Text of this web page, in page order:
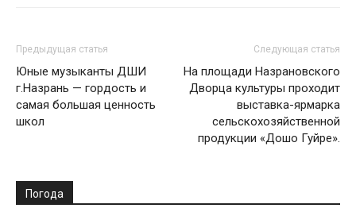
Предыдущая статья
Юные музыканты ДШИ
г.Назрань — гордость и
самая большая ценность
школ
Следующая статья
На площади Назрановского
Дворца культуры проходит
выставка-ярмарка
сельскохозяйственной
продукции «Дошо Гуйре».
Погода